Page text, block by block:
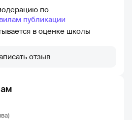
по
публикации
в оценке школы
отзыв